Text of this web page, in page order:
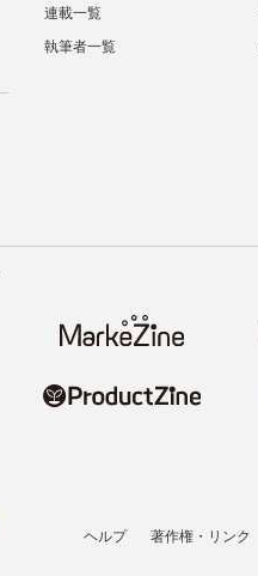
連載一覧
執筆者一覧
ヘルプ 著作権・リンク